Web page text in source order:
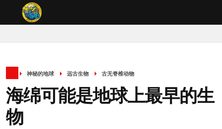
神秘的地球 远古生物 古无脊椎动物
海绵可能是地球上最早的生
物